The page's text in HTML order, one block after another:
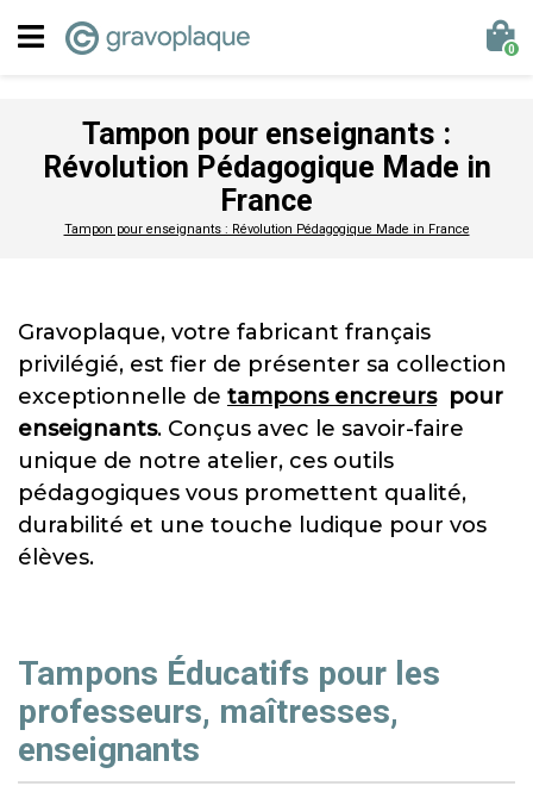
0
Tampon pour enseignants :
Révolution Pédagogique Made in
France
Tampon pour enseignants : Révolution Pédagogique Made in France
Gravoplaque, votre fabricant français
privilégié, est fier de présenter sa collection
exceptionnelle de tampons encreurspour
enseignants. Conçus avec le savoir-faire
unique de notre atelier, ces outils
pédagogiques vous promettent qualité,
durabilité et une touche ludique pour vos
élèves.
Tampons Éducatifs pour les
professeurs, maîtresses,
enseignants